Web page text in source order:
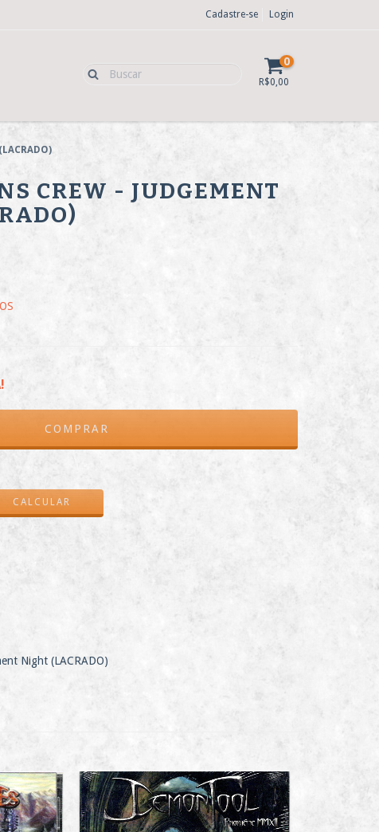
Cadastre-se Login
0
R$0,00
CREW - JUDGEMENT
CALCULAR
Night (LACRADO)